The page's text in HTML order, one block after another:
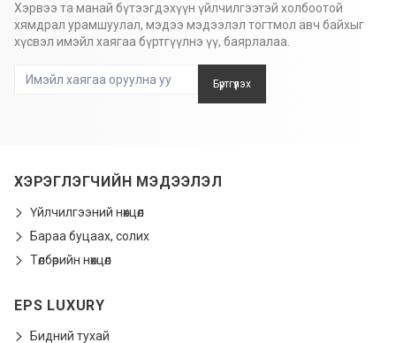
Хэрвээ та манай бүтээгдэхүүн үйлчилгээтэй холбоотой
хямдрал урамшуулал, мэдээ мэдээлэл тогтмол авч байхыг
хүсвэл имэйл хаягаа бүртгүүлнэ үү, баярлалаа.
Бүртгүүлэх
ХЭРЭГЛЭГЧИЙН МЭДЭЭЛЭЛ
Үйлчилгээний нөхцөл
Бараа буцаах, солих
Төлбөрийн нөхцөл
EPS LUXURY
Бидний тухай